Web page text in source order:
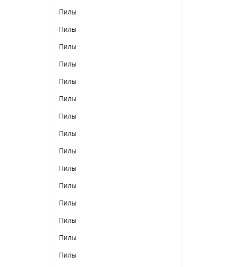
Пилы
Пилы
Пилы
Пилы
Пилы
Пилы
Пилы
Пилы
Пилы
Пилы
Пилы
Пилы
Пилы
Пилы
Пилы